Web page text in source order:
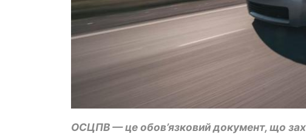
ОСЦПВ — це обов’язковий документ, що